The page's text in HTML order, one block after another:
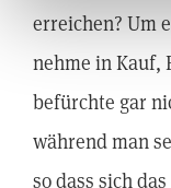
erreichen? Um
nehme in Kauf,
befürchte gar
während man
so dass sich